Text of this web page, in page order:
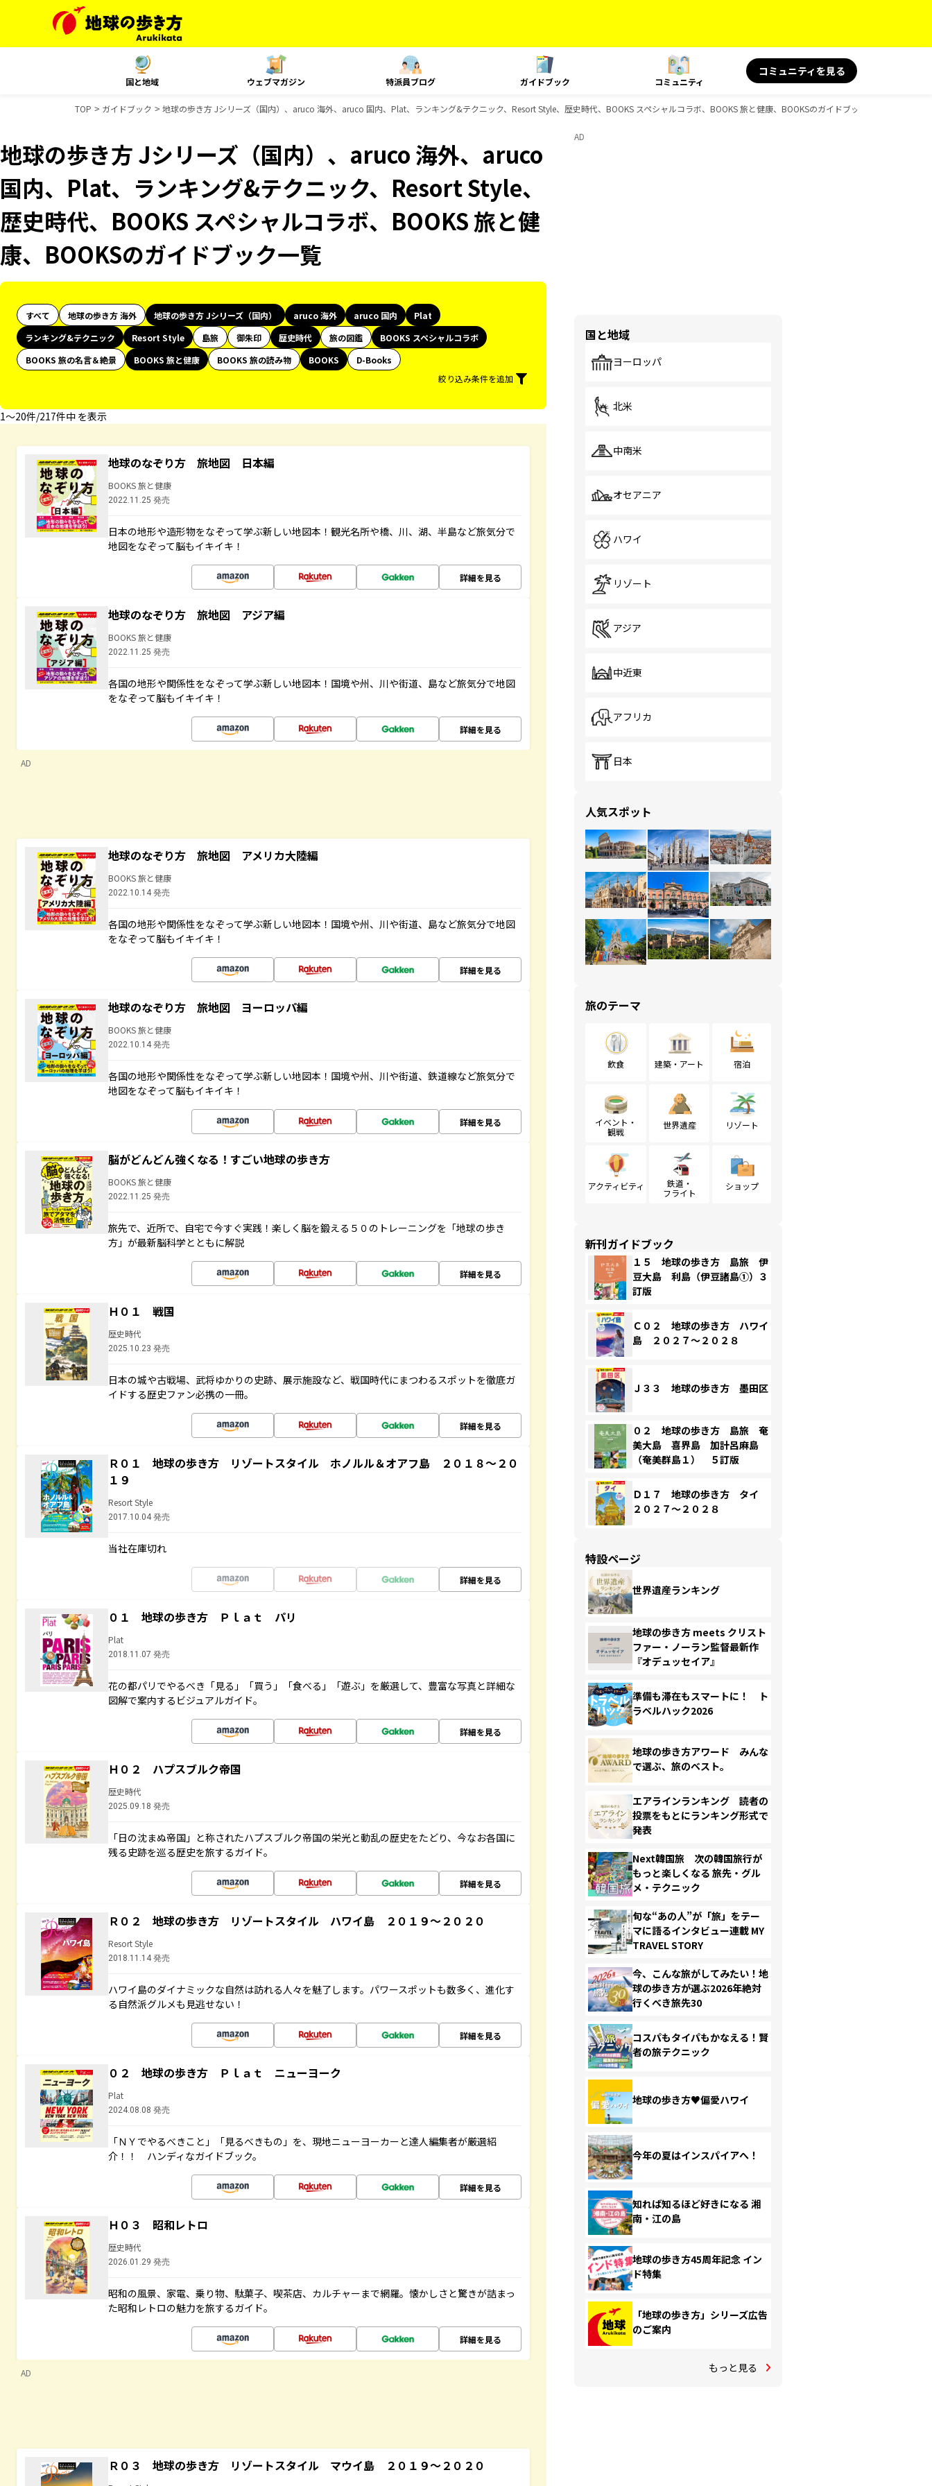
国と地域 ウェブマガジン 特派員ブログ ガイドブック コミュニティ
コミュニティを見る
TOP ガイドブック 地球の歩き方 Jシリーズ（国内）、aruco 海外、aruco 国内、Plat、ランキング&テクニック、Resort Style、歴史時代、BOOKS スペシャルコラボ、BOOKS 旅と健康、BOOKSのガイドブック一覧
地球の歩き方 Jシリーズ（国内）、aruco 海外、aruco
国内、Plat、ランキング&テクニック、Resort Style、
歴史時代、BOOKS スペシャルコラボ、BOOKS 旅と健
康、BOOKSのガイドブック一覧
すべて 地球の歩き方 海外 地球の歩き方 Jシリーズ（国内） aruco 海外 aruco 国内
Plat
ランキング&テクニック
Resort Style 島旅 御朱印 歴史時代 旅の図鑑
BOOKS スペシャルコラボ
BOOKS 旅の名言＆絶景
BOOKS 旅と健康 BOOKS 旅の読み物 BOOKS
D-Books
絞り込み条件を追加
1〜20件/217件中 を表示
地球のなぞり方 旅地図 日本編
BOOKS 旅と健康
2022.11.25 発売
日本の地形や造形物をなぞって学ぶ新しい地図本！観光名所や橋、川、湖、半島など旅気分で
地図をなぞって脳もイキイキ！
詳細を見る
地球のなぞり方 旅地図 アジア編
BOOKS 旅と健康
2022.11.25 発売
各国の地形や関係性をなぞって学ぶ新しい地図本！国境や州、川や街道、島など旅気分で地図
をなぞって脳もイキイキ！
詳細を見る
AD
地球のなぞり方 旅地図 アメリカ大陸編
BOOKS 旅と健康
2022.10.14 発売
各国の地形や関係性をなぞって学ぶ新しい地図本！国境や州、川や街道、島など旅気分で地図
をなぞって脳もイキイキ！
詳細を見る
地球のなぞり方 旅地図 ヨーロッパ編
BOOKS 旅と健康
2022.10.14 発売
各国の地形や関係性をなぞって学ぶ新しい地図本！国境や州、川や街道、鉄道線など旅気分で
地図をなぞって脳もイキイキ！
詳細を見る
脳がどんどん強くなる！すごい地球の歩き方
BOOKS 旅と健康
2022.11.25 発売
旅先で、近所で、自宅で今すぐ実践！楽しく脳を鍛える５０のトレーニングを「地球の歩き
方」が最新脳科学とともに解説
詳細を見る
Ｈ０１ 戦国
歴史時代
2025.10.23 発売
日本の城や古戦場、武将ゆかりの史跡、展示施設など、戦国時代にまつわるスポットを徹底ガ
イドする歴史ファン必携の一冊。
詳細を見る
Ｒ０１ 地球の歩き方 リゾートスタイル ホノルル＆オアフ島 ２０１８～２０
１９
Resort Style
2017.10.04 発売
当社在庫切れ
詳細を見る
０１ 地球の歩き方 Ｐｌａｔ パリ
Plat
2018.11.07 発売
花の都パリでやるべき「見る」「買う」「食べる」「遊ぶ」を厳選して、豊富な写真と詳細な
図解で案内するビジュアルガイド。
詳細を見る
Ｈ０２ ハプスブルク帝国
歴史時代
2025.09.18 発売
「日の沈まぬ帝国」と称されたハプスブルク帝国の栄光と動乱の歴史をたどり、今なお各国に
残る史跡を巡る歴史を旅するガイド。
詳細を見る
Ｒ０２ 地球の歩き方 リゾートスタイル ハワイ島 ２０１９～２０２０
Resort Style
2018.11.14 発売
ハワイ島のダイナミックな自然は訪れる人々を魅了します。パワースポットも数多く、進化す
る自然派グルメも見逃せない！
詳細を見る
０２ 地球の歩き方 Ｐｌａｔ ニューヨーク
Plat
2024.08.08 発売
「ＮＹでやるべきこと」「見るべきもの」を、現地ニューヨーカーと達人編集者が厳選紹
介！！ ハンディなガイドブック。
詳細を見る
Ｈ０３ 昭和レトロ
歴史時代
2026.01.29 発売
昭和の風景、家電、乗り物、駄菓子、喫茶店、カルチャーまで網羅。懐かしさと驚きが詰まっ
た昭和レトロの魅力を旅するガイド。
詳細を見る
AD
Ｒ０３ 地球の歩き方 リゾートスタイル マウイ島 ２０１９～２０２０
AD
国と地域
ヨーロッパ
北米
中南米
オセアニア
ハワイ
リゾート
アジア
中近東
アフリカ
日本
人気スポット
旅のテーマ
飲食 建築・アート 宿泊
イベント・
観戦
世界遺産 リゾート
アクティビティ
鉄道・
フライト
ショップ
新刊ガイドブック
１５ 地球の歩き方 島旅 伊
豆大島 利島（伊豆諸島①）３
訂版
Ｃ０２ 地球の歩き方 ハワイ
島 ２０２７～２０２８
Ｊ３３ 地球の歩き方 墨田区
０２ 地球の歩き方 島旅 奄
美大島 喜界島 加計呂麻島
（奄美群島１） ５訂版
Ｄ１７ 地球の歩き方 タイ
２０２７～２０２８
特設ページ
世界遺産ランキング
地球の歩き方 meets クリスト
ファー・ノーラン監督最新作
『オデュッセイア』
準備も滞在もスマートに！ ト
ラベルハック2026
地球の歩き方アワード みんな
で選ぶ、旅のベスト。
エアラインランキング 読者の
投票をもとにランキング形式で
発表
Next韓国旅 次の韓国旅行が
もっと楽しくなる 旅先・グル
メ・テクニック
旬な“あの人”が「旅」をテー
マに語るインタビュー連載 MY
TRAVEL STORY
今、こんな旅がしてみたい！地
球の歩き方が選ぶ2026年絶対
行くべき旅先30
コスパもタイパもかなえる！賢
者の旅テクニック
地球の歩き方♥偏愛ハワイ
今年の夏はインスパイアへ！
知れば知るほど好きになる 湘
南・江の島
地球の歩き方45周年記念 イン
ド特集
「地球の歩き方」シリーズ広告
のご案内
もっと見る